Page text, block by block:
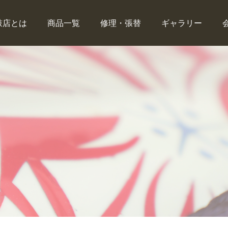
店とは 商品一覧 修理・張替 ギャラリー